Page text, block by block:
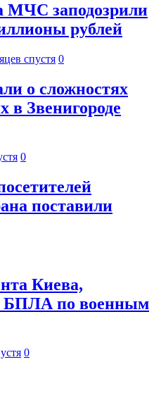
МЧС заподозрили
рублей
спустя 0
о сложностях
в Звенигороде
0
поставили
Киева,
БПЛА по военным
0